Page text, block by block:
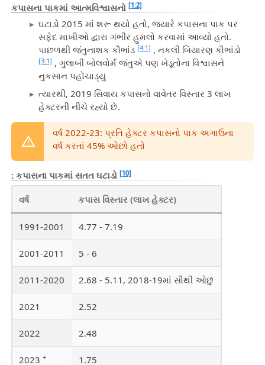
કપાસના પાકમાં આત્મવિશ્વાસનો [1:2]
ઘટાડો 2015 માં શરૂ થયો હતો, જ્યારે કપાસના પાક પર
સફેદ માખીઓ દ્વારા ગંભીર હુમલો કરવામાં આવ્યો હતો.
પાછળથી જંતુનાશક કૌભાંડ [4:1], નકલી બિયારણ કૌભાંડો
[3:1], ગુલાબી બોલવોર્મ જંતુએ પણ ખેડૂતોના વિશ્વાસને
નુકસાન પહોંચાડ્યું
ત્યારથી, 2019 સિવાય કપાસનો વાવેતર વિસ્તાર 3 લાખ
હેક્ટરની નીચે રહ્યો છે.
વર્ષ 2022-23: પ્રતિ હેક્ટર કપાસનો પાક અગાઉના
વર્ષ કરતાં 45% ઓછો હતો
: કપાસના પાકમાં સતત ઘટાડો [10]
વર્ષ કપાસ વિસ્તાર (લાખ હેક્ટર)
1991-2001 4.77 - 7.19
2001-2011 5 - 6
2011-2020 2.68 - 5.11, 2018-19માં સૌથી ઓછું
2021 2.52
2022 2.48
2023 + 1.75